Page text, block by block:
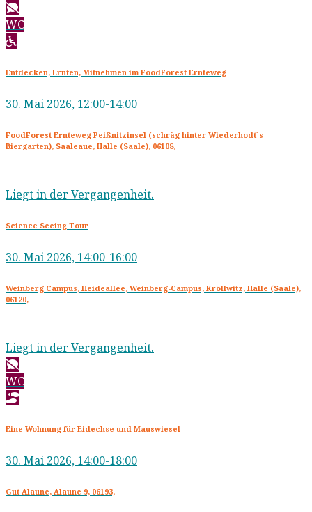
WC
Entdecken, Ernten, Mitnehmen im FoodForest Ernteweg
30. Mai 2026, 12:00-14:00
FoodForest Ernteweg Peißnitzinsel (schräg hinter Wiederhodt´s
Biergarten), Saaleaue, Halle (Saale), 06108,
Liegt in der Vergangenheit.
Science Seeing Tour
30. Mai 2026, 14:00-16:00
Weinberg Campus, Heideallee, Weinberg-Campus, Kröllwitz, Halle (Saale),
06120,
Liegt in der Vergangenheit.
WC
Eine Wohnung für Eidechse und Mauswiesel
30. Mai 2026, 14:00-18:00
Gut Alaune, Alaune 9, 06193,